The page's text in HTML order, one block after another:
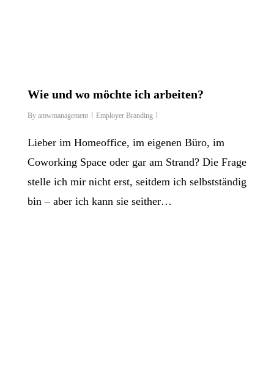
Wie und wo möchte ich arbeiten?
By amwmanagement Employer Branding
Lieber im Homeoffice, im eigenen Büro, im
Coworking Space oder gar am Strand? Die Frage
stelle ich mir nicht erst, seitdem ich selbstständig
bin – aber ich kann sie seither…